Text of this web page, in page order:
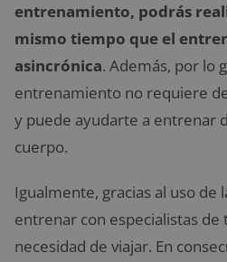
entrenamiento, podrás
mismo tiempo que el
asincrónica. Además, por lo
entrenamiento no requiere
y puede ayudarte a entrenar
cuerpo.
Igualmente, gracias al uso de
entrenar con especialistas de
necesidad de viajar. En